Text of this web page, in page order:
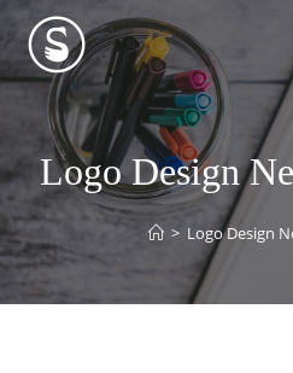
Logo Design
> Logo Design